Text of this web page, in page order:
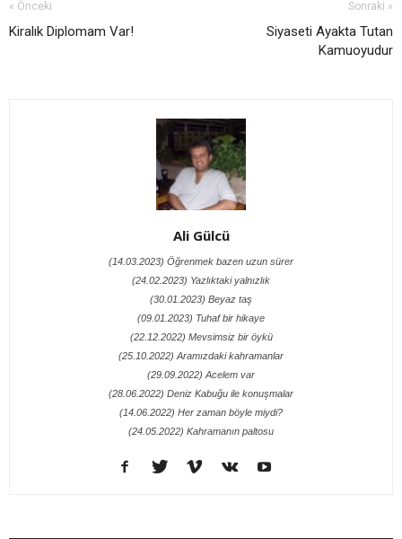
« Önceki
Kiralık Diplomam Var!
Sonraki »
Siyaseti Ayakta Tutan
Kamuoyudur
Ali Gülcü
(14.03.2023) Öğrenmek bazen uzun sürer
(24.02.2023) Yazlıktaki yalnızlık
(30.01.2023) Beyaz taş
(09.01.2023) Tuhaf bir hikaye
(22.12.2022) Mevsimsiz bir öykü
(25.10.2022) Aramızdaki kahramanlar
(29.09.2022) Acelem var
(28.06.2022) Deniz Kabuğu ile konuşmalar
(14.06.2022) Her zaman böyle miydi?
(24.05.2022) Kahramanın paltosu